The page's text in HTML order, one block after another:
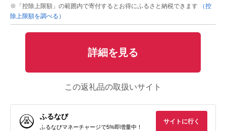
※「控除上限額」の範囲内で寄付するとお得にふるさと納税できます
（控
除上限額を調べる）
詳細を見る
この返礼品の取扱いサイト
ふるなび
ふるなびマネーチャージで5%即増量中！
サイトに行く